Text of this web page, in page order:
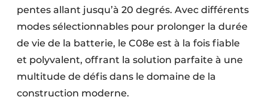
pentes allant jusqu’à 20 degrés. Avec différents
modes sélectionnables pour prolonger la durée
de vie de la batterie, le C08e est à la fois fiable
et polyvalent, offrant la solution parfaite à une
multitude de défis dans le domaine de la
construction moderne.